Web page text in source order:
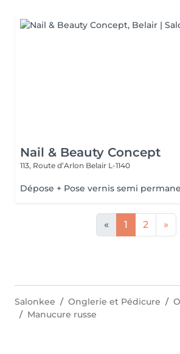
Nail & Beauty Concept
113, Route d’Arlon Belair L-1140
Dépose + Pose vernis semi
« 1 2 »
Salonkee Onglerie et Pédicure
Manucure russe